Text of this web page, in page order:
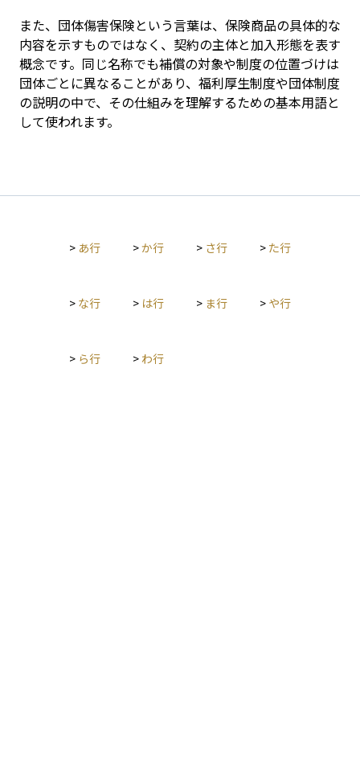
また、団体傷害保険という言葉は、保険商品の具体的な
内容を示すものではなく、契約の主体と加入形態を表す
概念です。同じ名称でも補償の対象や制度の位置づけは
団体ごとに異なることがあり、福利厚生制度や団体制度
の説明の中で、その仕組みを理解するための基本用語と
して使われます。
> あ行 >か行 > さ行 > た行
> な行 > は行 > ま行 > や行
> ら行 > わ行